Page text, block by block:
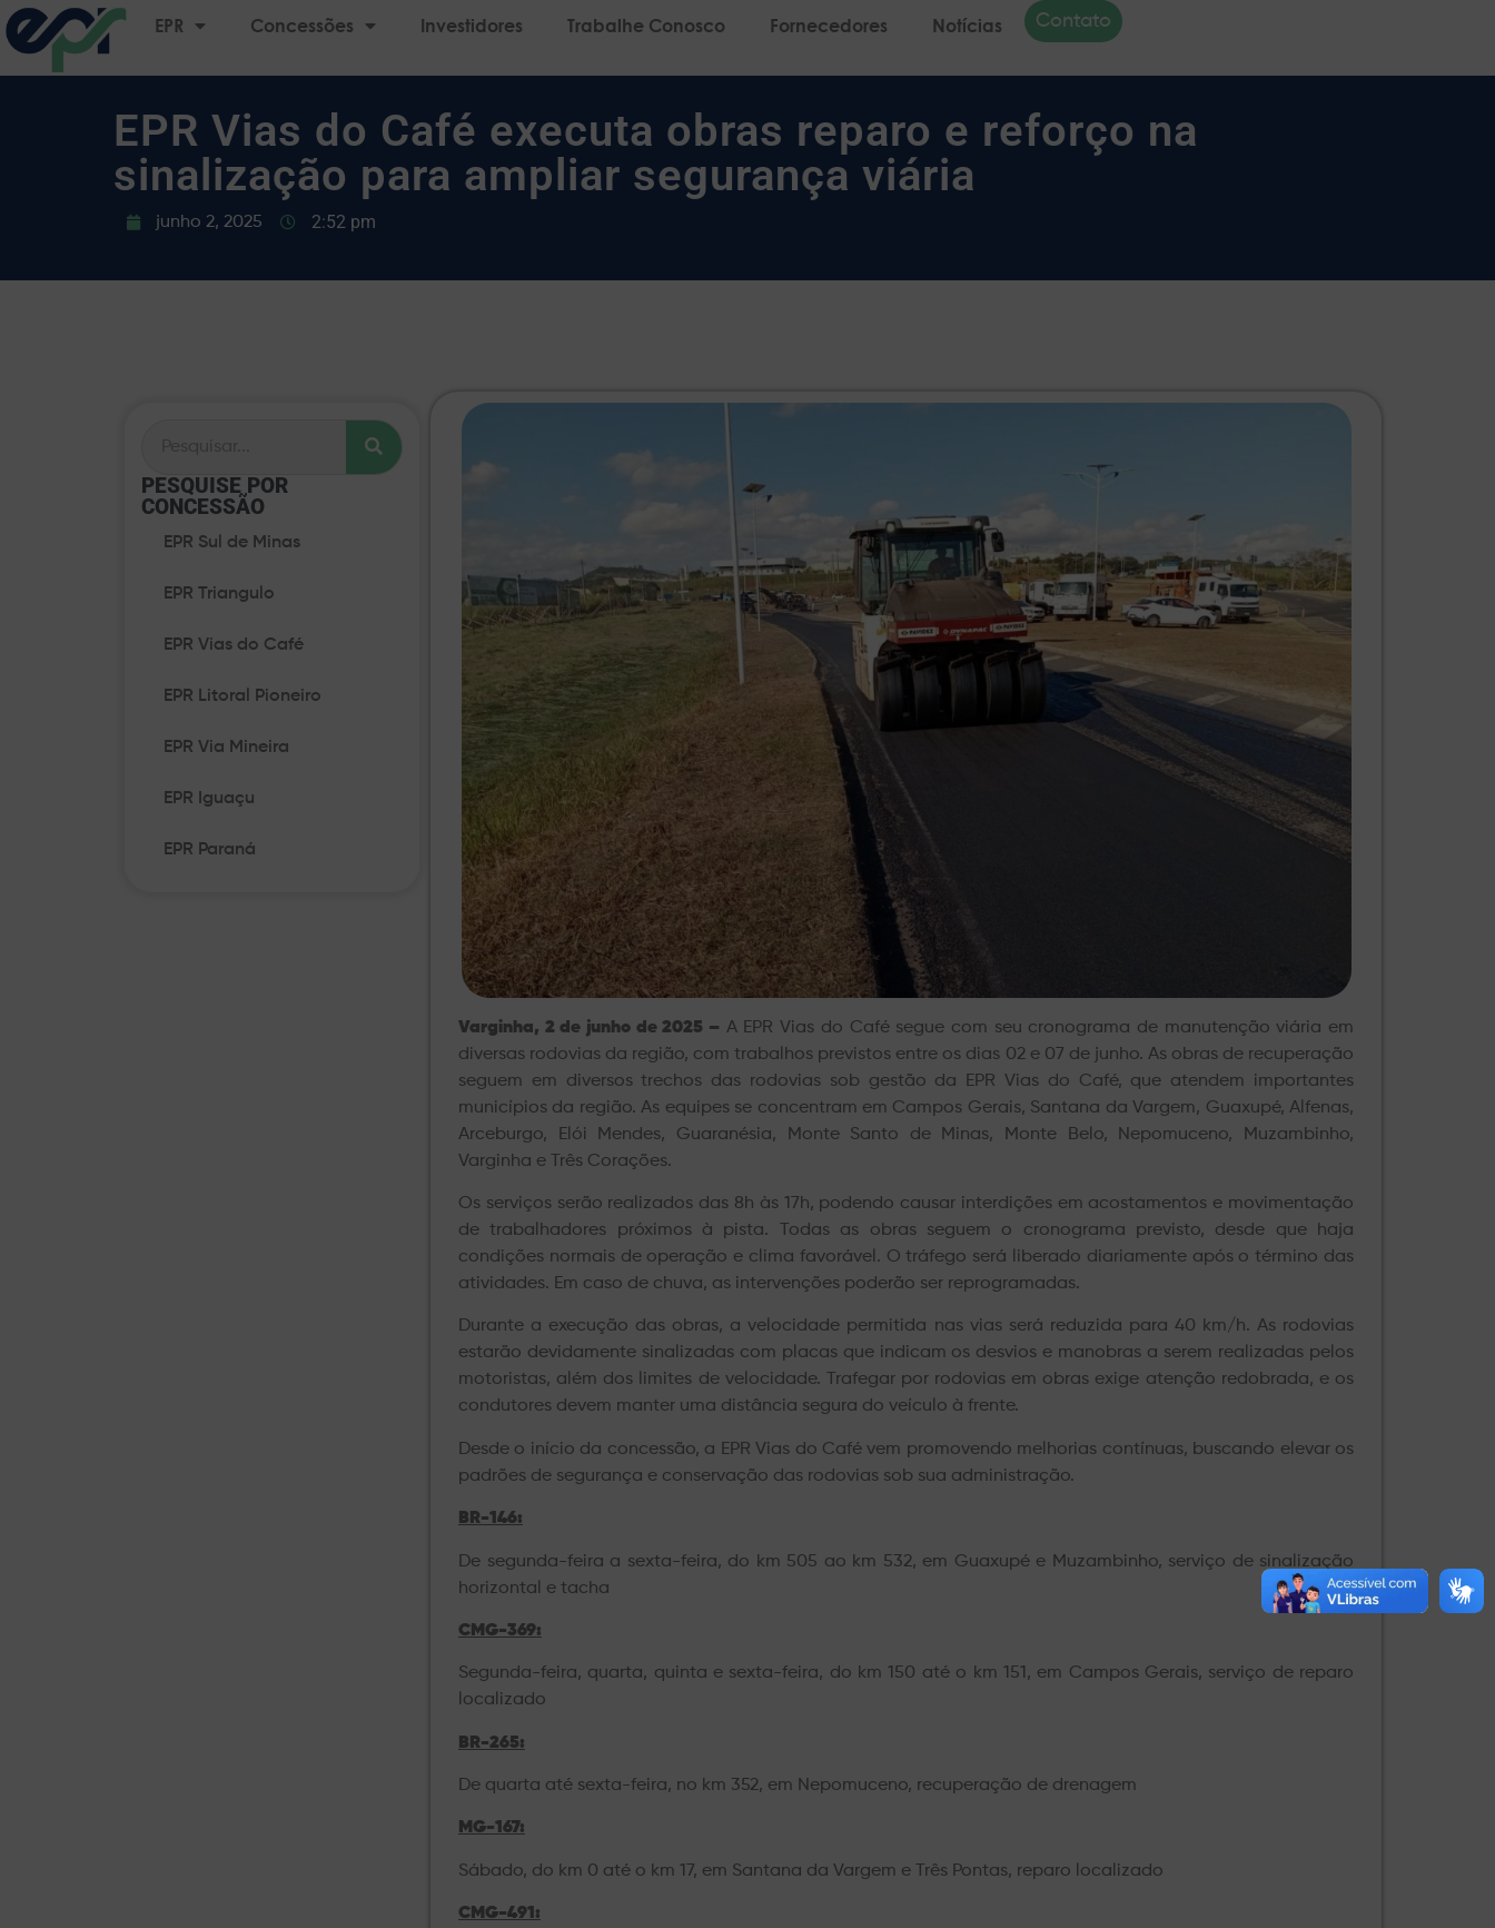
EPR Concessões Investidores Trabalhe Conosco Fornecedores Notícias Contato
EPR Vias do Café executa obras reparo e reforço na
sinalização para ampliar segurança viária
junho 2, 2025 2:52 pm
PESQUISE POR
CONCESSÃO​
EPR Sul de Minas
EPR Triangulo
EPR Vias do Café
EPR Litoral Pioneiro
EPR Via Mineira
EPR Iguaçu
EPR Paraná
Varginha, 2 de junho de 2025 – A EPR Vias do Café segue com seu cronograma de manutenção viária em
diversas rodovias da região, com trabalhos previstos entre os dias 02 e 07 de junho. As obras de recuperação
seguem em diversos trechos das rodovias sob gestão da EPR Vias do Café, que atendem importantes
municípios da região. As equipes se concentram em Campos Gerais, Santana da Vargem, Guaxupé, Alfenas,
Arceburgo, Elói Mendes, Guaranésia, Monte Santo de Minas, Monte Belo, Nepomuceno, Muzambinho,
Varginha e Três Corações.
Os serviços serão realizados das 8h às 17h, podendo causar interdições em acostamentos e movimentação
de trabalhadores próximos à pista. Todas as obras seguem o cronograma previsto, desde que haja
condições normais de operação e clima favorável. O tráfego será liberado diariamente após o término das
atividades. Em caso de chuva, as intervenções poderão ser reprogramadas.
Durante a execução das obras, a velocidade permitida nas vias será reduzida para 40 km/h. As rodovias
estarão devidamente sinalizadas com placas que indicam os desvios e manobras a serem realizadas pelos
motoristas, além dos limites de velocidade. Trafegar por rodovias em obras exige atenção redobrada, e os
condutores devem manter uma distância segura do veículo à frente.
Desde o início da concessão, a EPR Vias do Café vem promovendo melhorias contínuas, buscando elevar os
padrões de segurança e conservação das rodovias sob sua administração.
BR-146:
De segunda-feira a sexta-feira, do km 505 ao km 532, em Guaxupé e Muzambinho, serviço de sinalização
horizontal e tacha
CMG-369:
Segunda-feira, quarta, quinta e sexta-feira, do km 150 até o km 151, em Campos Gerais, serviço de reparo
localizado
BR-265:
De quarta até sexta-feira, no km 352, em Nepomuceno, recuperação de drenagem
MG-167:
Sábado, do km 0 até o km 17, em Santana da Vargem e Três Pontas, reparo localizado
CMG-491: